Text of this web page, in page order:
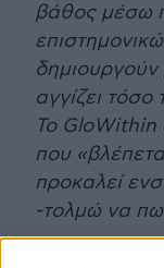
βάθος μέσω
δημιουργούν
αγγίζει
Το GloWithin
που
προκαλεί
-τολμώ να